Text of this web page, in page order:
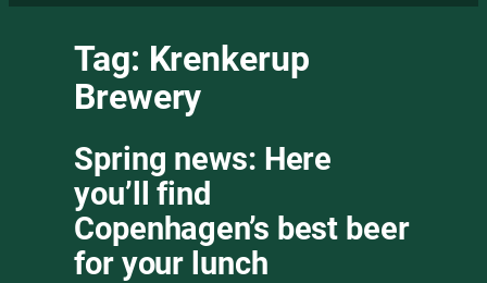
Tag: Krenkerup
Brewery
Spring news: Here
you’ll find
Copenhagen’s best beer
for your lunch